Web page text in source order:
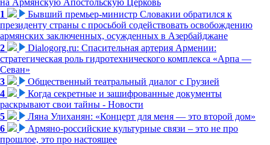
1
Бывший премьер-министр Словакии обратился к
президенту страны с просьбой содействовать освобождению
армянских заключенных, осужденных в Азербайджане
2
Dialogorg.ru: Спасительная артерия Армении:
стратегическая роль гидротехнического комплекса «Арпа —
Севан»
3
Общественный театральный диалог с Грузией
4
Когда секретные и зашифрованные документы
раскрывают свои тайны - Новости
5
Ляна Улиханян: «Концерт для меня — это второй дом»
6
Армяно-российские культурные связи – это не про
прошлое, это про настоящее